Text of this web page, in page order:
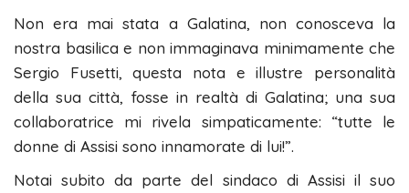
Non era mai stata a Galatina, non conosceva la
nostra basilica e non immaginava minimamente che
Sergio Fusetti, questa nota e illustre personalità
della sua città, fosse in realtà di Galatina; una sua
collaboratrice mi rivela simpaticamente: “tutte le
donne di Assisi sono innamorate di lui!”.
Notai subito da parte del sindaco di Assisi il suo